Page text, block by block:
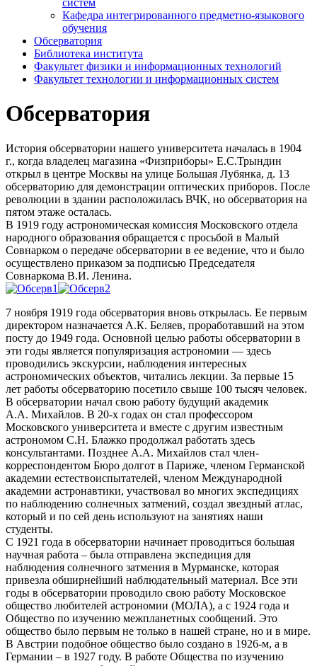
систем
Кафедра интегрированного предметно-языкового
обучения
Обсерватория
Библиотека института
Факультет физики и информационных технологий
Факультет технологии и информационных систем
Обсерватория
История обсерватории нашего университета началась в 1904
г., когда владелец магазина «Физприборы» Е.С.Трындин
открыл в центре Москвы на улице Большая Лубянка, д. 13
обсерваторию для демонстрации оптических приборов. После
революции в здании расположилась ВЧК, но обсерватория на
пятом этаже осталась.
В 1919 году астрономическая комиссия Московского отдела
народного образования обращается с просьбой в Малый
Совнарком о передаче обсерватории в ее ведение, что и было
осуществлено приказом за подписью Председателя
Совнаркома В.И. Ленина.
7 ноября 1919 года обсерватория вновь открылась. Ее первым
директором назначается А.К. Беляев, проработавший на этом
посту до 1949 года. Основной целью работы обсерватории в
эти годы является популяризация астрономии — здесь
проводились экскурсии, наблюдения интересных
астрономических объектов, читались лекции. За первые 15
лет работы обсерваторию посетило свыше 100 тысяч человек.
В обсерватории начал свою работу будущий академик
А.А. Михайлов. В 20-х годах он стал профессором
Московского университета и вместе с другим известным
астрономом С.Н. Блажко продолжал работать здесь
консультантами. Позднее А.А. Михайлов стал член-
корреспондентом Бюро долгот в Париже, членом Германской
академии естествоиспытателей, членом Международной
академии астронавтики, участвовал во многих экспедициях
по наблюдению солнечных затмений, создал звездный атлас,
который и по сей день используют на занятиях наши
студенты.
С 1921 года в обсерватории начинает проводиться большая
научная работа – была отправлена экспедиция для
наблюдения солнечного затмения в Мурманске, которая
привезла обширнейший наблюдательный материал. Все эти
годы в обсерватории проводило свою работу Московское
общество любителей астрономии (МОЛА), а с 1924 года и
Общество по изучению межпланетных сообщений. Это
общество было первым не только в нашей стране, но и в мире.
В Австрии подобное общество было создано в 1926-м, а в
Германии – в 1927 году. В работе Общества по изучению